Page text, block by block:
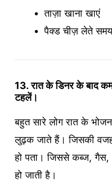
ताज़ा खाना खाएं
पैक्ड चीज़ लेते
13. रात के डिनर के बाद
टहलें।
बहुत सारे लोग रात के
लुढ़क जाते हैं। जिसकी
हो पता। जिससे कब्ज,
हो जाती है।